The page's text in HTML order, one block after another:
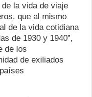
la vida de viaje
que al mismo
de la vida cotidiana
de 1930 y 1940”,
de los
de exiliados